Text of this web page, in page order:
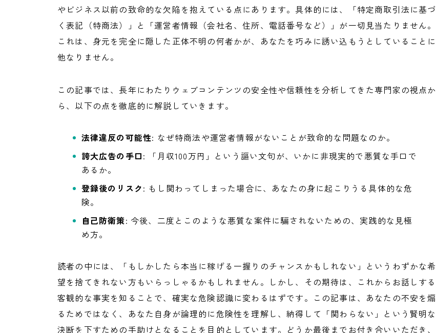
やビジネス以前の致命的な欠陥を抱えている点にあります。具体的には、「特定商取引法に基づ
く表記（特商法）」と「運営者情報（会社名、住所、電話番号など）」が一切見当たりません。
これは、身元を完全に隠した正体不明の何者かが、あなたを巧みに誘い込もうとしていることに
他なりません。
この記事では、長年にわたりウェブコンテンツの安全性や信頼性を分析してきた専門家の視点か
ら、以下の点を徹底的に解説していきます。
法律違反の可能性: なぜ特商法や運営者情報がないことが致命的な問題なのか。
誇大広告の手口: 「月収100万円」という謳い文句が、いかに非現実的で悪質な手口で
あるか。
登録後のリスク: もし関わってしまった場合に、あなたの身に起こりうる具体的な危
険。
自己防衛策: 今後、二度とこのような悪質な案件に騙されないための、実践的な見極
め方。
読者の中には、「もしかしたら本当に稼げる一握りのチャンスかもしれない」というわずかな希
望を捨てきれない方もいらっしゃるかもしれません。しかし、その期待は、これからお話しする
客観的な事実を知ることで、確実な危険認識に変わるはずです。この記事は、あなたの不安を煽
るためではなく、あなた自身が論理的に危険性を理解し、納得して「関わらない」という賢明な
決断を下すための手助けとなることを目的としています。どうか最後までお付き合いいただき、